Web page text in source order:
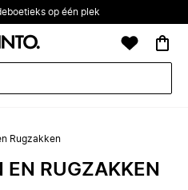
op één plek
Rugzakken
EN RUGZAKKEN